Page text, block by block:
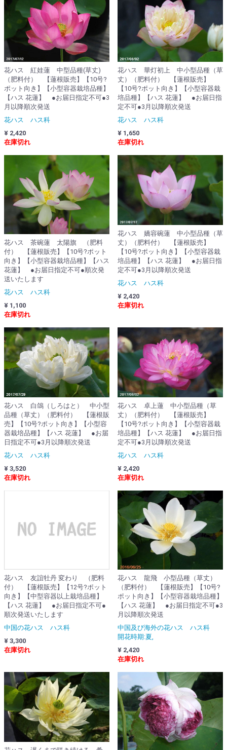
花ハス 紅娃蓮 中型品種(草丈)
（肥料付） 【蓮根販売】【10号?
ポット向き】【小型容器栽培品種】
【ハス 花蓮】 ●お届日指定不可●3
月以降順次発送
花ハス ハス科
¥ 2,420
在庫切れ
花ハス 華灯初上 中小型品種（草
丈）（肥料付） 【蓮根販売】
【10号?ポット向き】【小型容器栽
培品種】【ハス 花蓮】 ●お届日指
定不可●3月以降順次発送
花ハス ハス科
¥ 1,650
在庫切れ
花ハス 茶碗蓮 太陽旗 （肥料
付） 【蓮根販売】【10号?ポット
向き】【小型容器栽培品種】【ハス
花蓮】 ●お届日指定不可●順次発
送いたします
花ハス ハス科
¥ 1,100
在庫切れ
花ハス 嬌容碗蓮 中小型品種（草
丈）（肥料付） 【蓮根販売】
【10号?ポット向き】【小型容器栽
培品種】【ハス 花蓮】 ●お届日指
定不可●3月以降順次発送
花ハス ハス科
¥ 2,420
在庫切れ
花ハス 白鴿（しろはと） 中小型
品種（草丈）（肥料付） 【蓮根販
売】【10号?ポット向き】【小型容
器栽培品種】【ハス 花蓮】 ●お届
日指定不可●3月以降順次発送
花ハス ハス科
¥ 3,520
在庫切れ
花ハス 卓上蓮 中小型品種（草
丈）（肥料付） 【蓮根販売】
【10号?ポット向き】【小型容器栽
培品種】【ハス 花蓮】 ●お届日指
定不可●3月以降順次発送
花ハス ハス科
¥ 2,420
在庫切れ
花ハス 友誼牡丹 変わり （肥料
付） 【蓮根販売】【12号?ポット
向き】【中型容器以上栽培品種】
【ハス 花蓮】 ●お届日指定不可●
順次発送いたします
中国の花ハス ハス科
¥ 3,300
在庫切れ
花ハス 龍飛 小型品種（草丈）
（肥料付） 【蓮根販売】【10号?
ポット向き】【小型容器栽培品種】
【ハス 花蓮】 ●お届日指定不可●3
月以降順次発送
中国及び海外の花ハス ハス科
開花時期:夏,
¥ 2,420
在庫切れ